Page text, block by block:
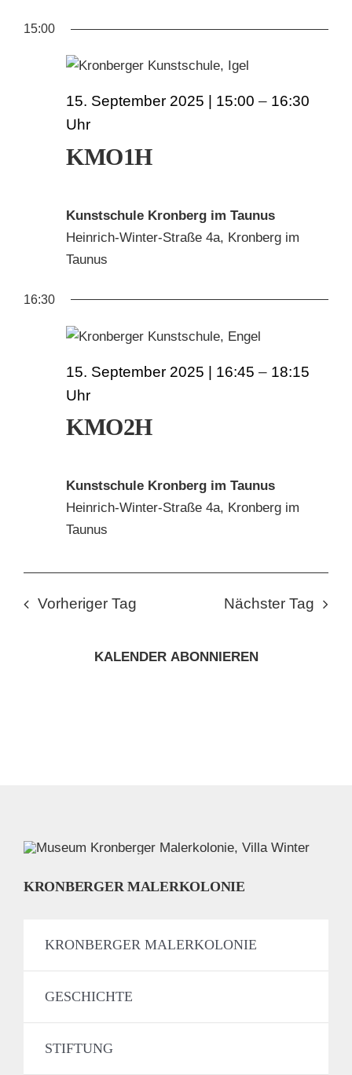
KRONBERGER MALERKOLONIE
NACH:
FÜR
SEPTEMBER
2025
wählen.
15:00
KMO1H
15. September 2025 | 15:00 – 16:30
Kunstschule Kronberg im Taunus
Heinrich-Winter-Straße 4a, Kronberg im
Taunus
16:30
KMO2H
15. September 2025 | 16:45 – 18:15
Kunstschule Kronberg im Taunus
Heinrich-Winter-Straße 4a, Kronberg im
Taunus
Vorheriger Tag Nächster Tag
KALENDER ABONNIEREN
KRONBERGER MALERKOLONIE
KRONBERGER MALERKOLONIE
GESCHICHTE
STIFTUNG